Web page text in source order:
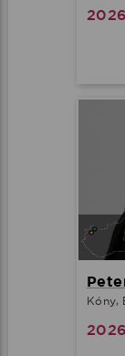
Kóny,